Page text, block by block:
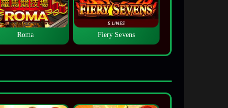
Roma Fiery Sevens